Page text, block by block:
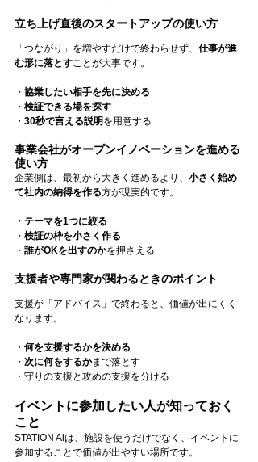
立ち上げ直後のスタートアップの使い方
「つながり」を増やすだけで終わらせず、 仕事が進
む形に落とす ことが大事です。
・ 協業したい相手を先に決める
・ 検証できる場を探す
・ 30秒で言える説明 を用意する
事業会社がオープンイノベーションを進める
使い方
企業側は、最初から大きく進めるより、 小さく始め
て社内の納得を作る方が現実的です。
・ テーマを1つに絞る
・ 検証の枠を小さく作る
・ 誰がOKを出すのかを押さえる
支援者や専門家が関わるときのポイント
支援が「アドバイス」で終わると、価値が出にくく
なります。
・ 何を支援するかを決める
・ 次に何をするかまで落とす
・守りの支援と攻めの支援を分ける
イベントに参加したい人が知っておく
こと
STATION Aiは、施設を使うだけでなく、イベントに
参加することで価値が出やすい場所です。